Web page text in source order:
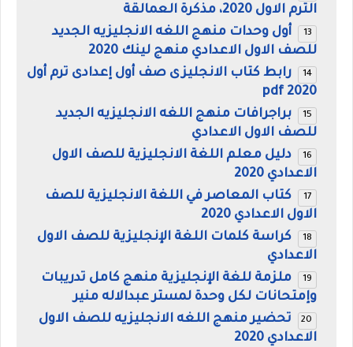
الترم الاول 2020، مذكرة العمالقة
أول وحدات منهج اللغه الانجليزيه الجديد
للصف الاول الاعدادي منهج لينك 2020
رابط كتاب الانجليزى صف أول إعدادى ترم أول
2020 pdf
براجرافات منهج اللغه الانجليزيه الجديد
للصف الاول الاعدادي
دليل معلم اللغة الانجليزية للصف الاول
الاعدادي 2020
كتاب المعاصر في اللغة الانجليزية للصف
الاول الاعدادي 2020
كراسة كلمات اللغة الإنجليزية للصف الاول
الاعدادي
ملزمة للغة الإنجليزية منهج كامل تدريبات
وإمتحانات لكل وحدة لمستر عبدالاله منير
تحضير منهج اللغه الانجليزيه للصف الاول
الاعدادي 2020